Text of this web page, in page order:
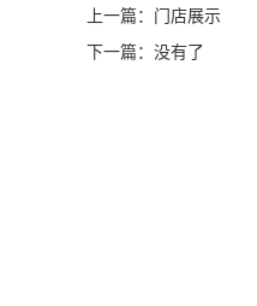
上一篇： 门店展示
下一篇：没有了